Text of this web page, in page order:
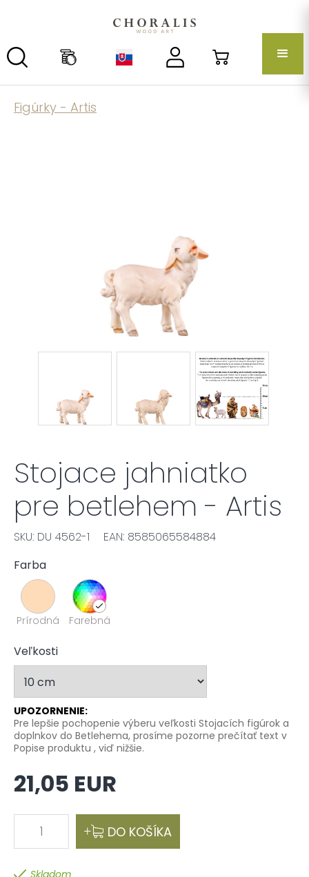
Figúrky - Artis
Stojace jahniatko
pre betlehem - Artis
SKU: DU 4562-1
EAN: 8585065584884
Farba
Prírodná Farebná
Veľkosti
UPOZORNENIE:
Pre lepšie pochopenie výberu veľkosti Stojacích figúrok a
doplnkov do Betlehema, prosíme pozorne prečítať text v
Popise produktu , viď nižšie.
21,05 EUR
1 DO KOŠÍKA
Skladom